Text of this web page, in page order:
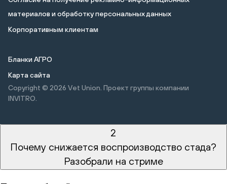
материалов и обработку персональных данных
Корпоративным клиентам
Бланки АГРО
Карта сайта
Copyright © 2026 Vet Union. Проект группы компании
INVITRO.
2
Почему снижается воспроизводство стада?
Разобрали на стриме